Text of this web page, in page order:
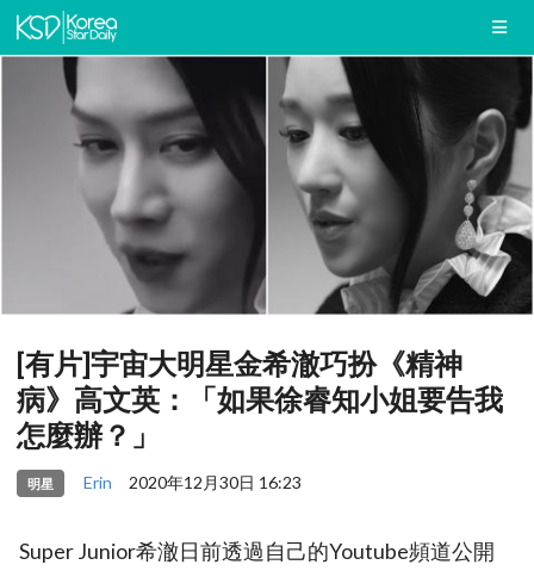
[有片]宇宙大明星金希澈巧扮《精神
病》高文英：「如果徐睿知小姐要告我
怎麼辦？」
明星 Erin 2020年12月30日 16:23
Super Junior希澈日前透過自己的Youtube頻道公開